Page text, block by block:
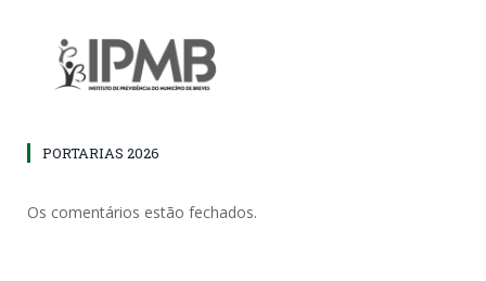
PORTARIAS 2026
Os comentários estão fechados.